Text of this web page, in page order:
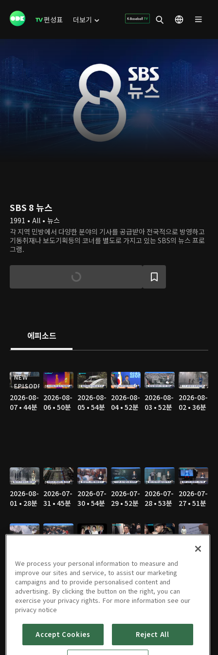
편성표 더보기
SBS 8 뉴스
1991 • All • 뉴스
각 지역 민방에서 다양한 분야의 기사를 공급받아 전국적으로 방영하고
기동취재나 보도기획등의 코너를 별도로 가지고 있는 SBS의 뉴스 프로
그램.
에피소드
NEW
EPISODE
2026-08-
07 • 44분
2026-08-
06 • 50분
2026-08-
05 • 54분
2026-08-
04 • 52분
2026-08-
03 • 52분
2026-08-
02 • 36분
2026-08-
01 • 28분
2026-07-
31 • 45분
2026-07-
30 • 54분
2026-07-
29 • 52분
2026-07-
28 • 53분
2026-07-
27 • 51분
24 • 44분
23 • 52분
2026-07-
2026-07-
20 • 43분
2026-07-
19 • 32분
2026-07- 2026-07- 2026-07-
2026-07-
We process your personal information to measure and
improve our sites and service, to assist our marketing
campaigns and to provide personalised content and
advertising. By clicking the button on the right, you can
exercise your privacy rights. For more information see our
privacy notice
Accept Cookies Reject All